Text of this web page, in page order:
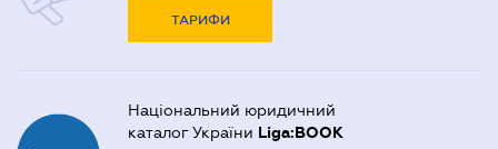
ТАРИФИ
Національний юридичний
каталог України Liga:BOOK